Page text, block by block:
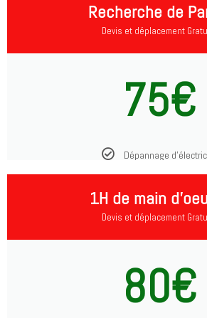
Recherche de
Devis et déplacement
75€
Dépannage
1H de main
Devis et déplacement
80€